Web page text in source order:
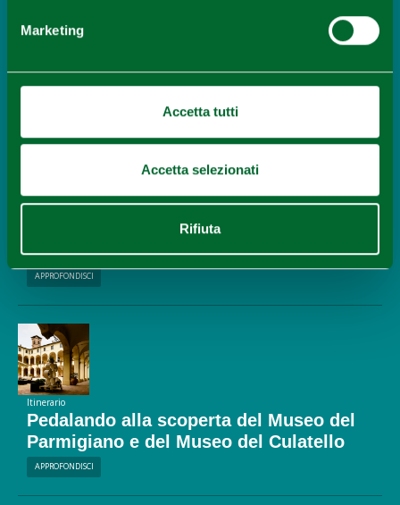
Marketing
Accetta tutti
Accetta selezionati
Rifiuta
APPROFONDISCI
Pedalando alla scoperta del Museo del
Parmigiano e del Museo del Culatello
APPROFONDISCI
Itinerario
Pedalando alla scoperta del Museo del
Parmigiano e del Museo del Culatello
APPROFONDISCI